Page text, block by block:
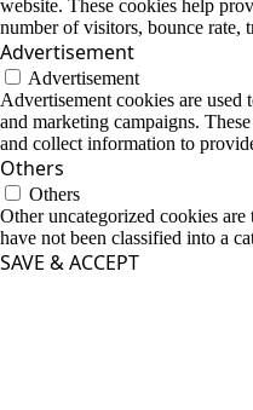
website. These cookies help
number of visitors, bounce rate,
Advertisement
Advertisement
Advertisement cookies are
and marketing campaigns.
and collect information to
Others
Others
Other uncategorized cookies are
have not been classified into a
SAVE & ACCEPT